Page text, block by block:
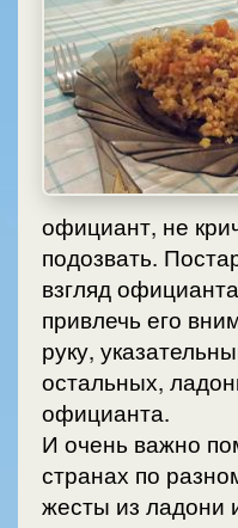
официант, не
подозвать. Постарайтесь перехватить
взгляд официанта, или
привлечь его
руку,
остальных,
официанта.
И очень важно
странах по разному воспринимаются
жесты из